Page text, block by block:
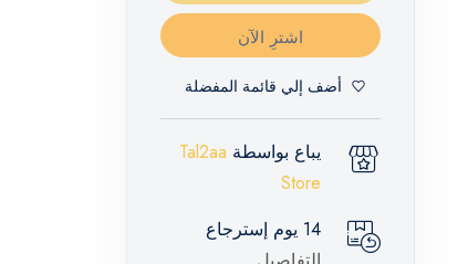
اشترِ الآن
أضف إلي قائمة المفضلة
يباع بواسطة Tal2aa
Store
14 يوم إسترجاع